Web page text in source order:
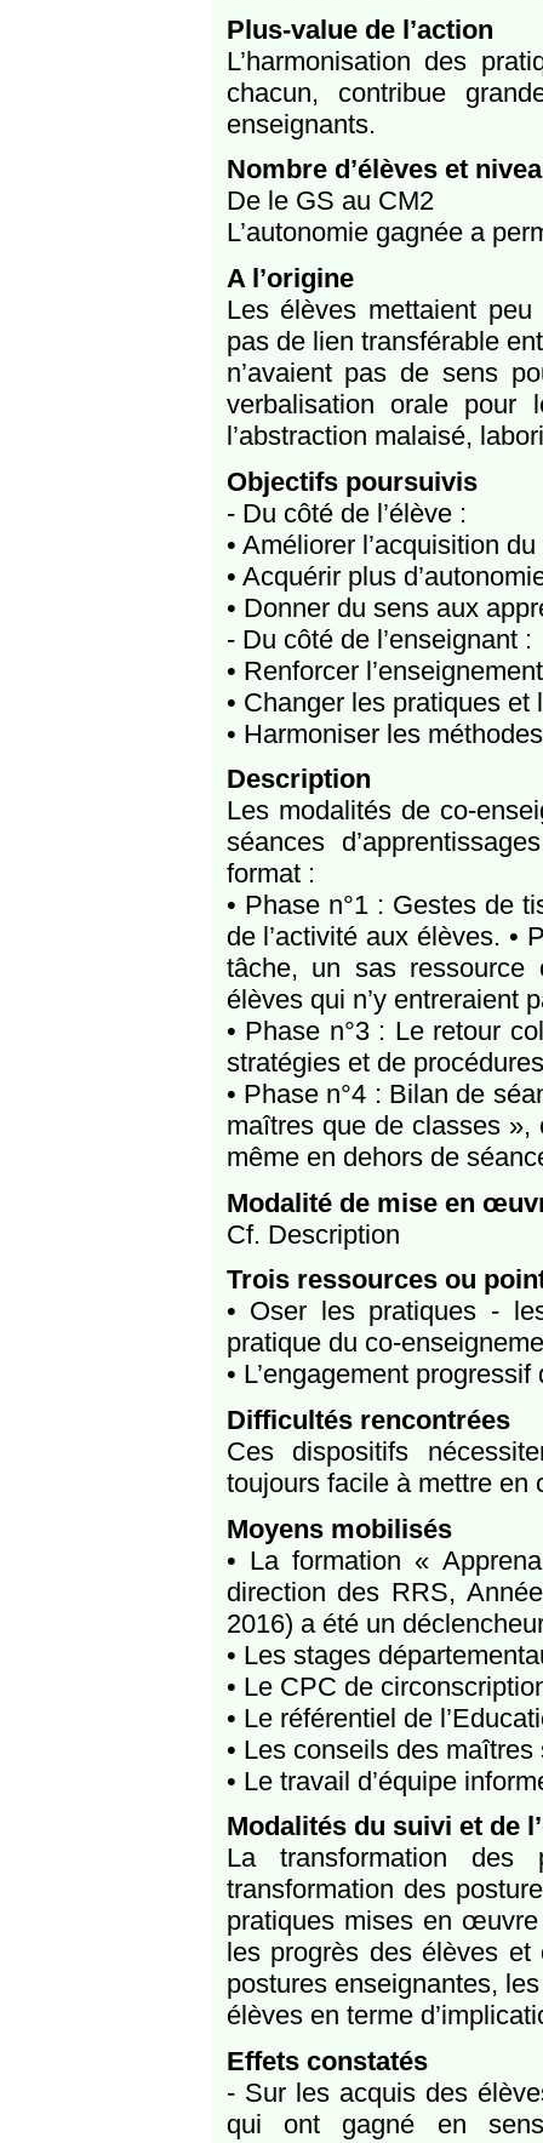
Plus-value de l’action
L’harmonisation des
chacun, contribue
enseignants.
Nombre d’élèves et
De le GS au CM2
L’autonomie gagnée a
A l’origine
Les élèves mettaient
pas de lien transférable
n’avaient pas de sens
verbalisation orale pour
l’abstraction malaisé,
Objectifs poursuivis
- Du côté de l’élève :
• Améliorer l’acquisition
• Acquérir plus
• Donner du sens aux
- Du côté de l’enseignant :
• Renforcer
• Changer les pratiques et
• Harmoniser les
Description
Les modalités de co-
séances
format :
• Phase n°1 : Gestes de
de l’activité aux élèves. •
tâche, un sas ressource
élèves qui n’y entreraient
• Phase n°3 : Le retour
stratégies et de
• Phase n°4 : Bilan de
maîtres que de classes »,
même en dehors de
Modalité de mise en
Cf. Description
Trois ressources ou
• Oser les pratiques -
pratique du co-
• L’engagement progressif
Difficultés rencontrées
Ces dispositifs
toujours facile à mettre
Moyens mobilisés
• La formation «
direction des RRS,
2016) a été un
• Les stages
• Le CPC de
• Le référentiel de
• Les conseils des
• Le travail d’équipe
Modalités du suivi et de
La transformation des
transformation des
pratiques mises en
les progrès des élèves
postures enseignantes,
élèves en terme
Effets constatés
- Sur les acquis des
qui ont gagné en